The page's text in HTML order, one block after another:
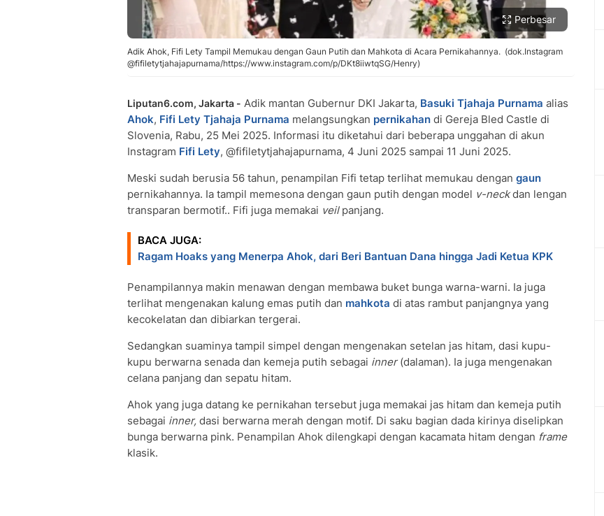
Perbesar
Adik Ahok, Fifi Lety Tampil Memukau dengan Gaun Putih dan Mahkota di Acara Pernikahannya. (dok.Instagram
@fifiletytjahajapurnama/https://www.instagram.com/p/DKt8iiwtqSG/Henry)
Liputan6.com, Jakarta - Adik mantan Gubernur DKI Jakarta, Basuki Tjahaja Purnama alias
Ahok, Fifi Lety Tjahaja Purnama melangsungkan pernikahan di Gereja Bled Castle di
Slovenia, Rabu, 25 Mei 2025. Informasi itu diketahui dari beberapa unggahan di akun
Instagram Fifi Lety, @fifiletytjahajapurnama, 4 Juni 2025 sampai 11 Juni 2025.
Meski sudah berusia 56 tahun, penampilan Fifi tetap terlihat memukau dengan gaun
pernikahannya. Ia tampil memesona dengan gaun putih dengan model v-neckdan lengan
transparan bermotif.. Fifi juga memakai veilpanjang.
BACA JUGA:
Ragam Hoaks yang Menerpa Ahok, dari Beri Bantuan Dana hingga Jadi Ketua KPK
Penampilannya makin menawan dengan membawa buket bunga warna-warni. Ia juga
terlihat mengenakan kalung emas putih dan mahkota di atas rambut panjangnya yang
kecokelatan dan dibiarkan tergerai.
Sedangkan suaminya tampil simpel dengan mengenakan setelan jas hitam, dasi kupu-
kupu berwarna senada dan kemeja putih sebagai inner(dalaman). Ia juga mengenakan
celana panjang dan sepatu hitam.
Ahok yang juga datang ke pernikahan tersebut juga memakai jas hitam dan kemeja putih
sebagai inner, dasi berwarna merah dengan motif. Di saku bagian dada kirinya diselipkan
bunga berwarna pink. Penampilan Ahok dilengkapi dengan kacamata hitam dengan frame
klasik.